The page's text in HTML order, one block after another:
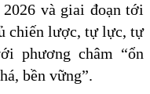
2026 và giai đoạn tới
chiến lược, tự lực, tự
phương châm “ổn
bền vững”.